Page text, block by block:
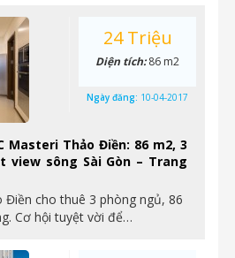
Masteri Thảo Điền: 86 m2, 3
view sông Sài Gòn – Trang
Điền cho thuê 3 phòng ngủ, 86
Cơ hội tuyệt vời để…
24 Triệu
Diện tích:86 m2
Ngày đăng: 10-04-2017